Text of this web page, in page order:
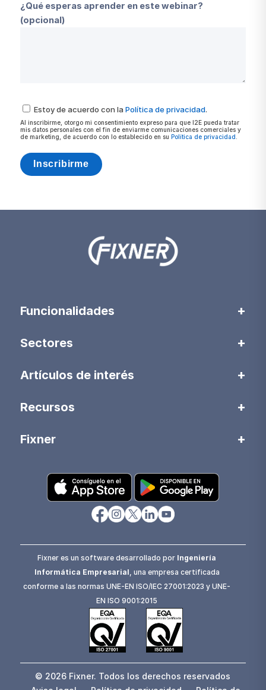
¿Qué esperas aprender en este webinar?
(opcional)
Estoy de acuerdo con la Política de privacidad.
Al inscribirme, otorgo mi consentimiento expreso para que I2E pueda tratar
mis datos personales con el fin de enviarme comunicaciones comerciales y
de marketing, de acuerdo con lo establecido en su Política de privacidad
Funcionalidades
Sectores
Artículos de interés
Recursos
Fixner
Fixner es un software desarrollado por Ingeniería
Informática Empresarial , una empresa certificada
conforme a las normas UNE-EN ISO/IEC 27001:2023 y UNE-
EN ISO 9001:2015
© 2026 Fixner. Todos los derechos reservados